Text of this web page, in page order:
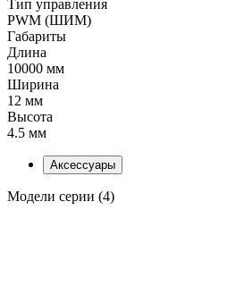
Тип управления
PWM (ШИМ)
Габариты
Длина
10000 мм
Ширина
12 мм
Высота
4.5 мм
Аксессуары
Модели серии (4)